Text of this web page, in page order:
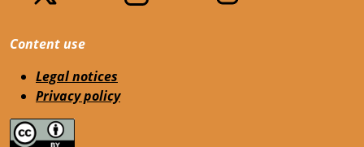
Content use
Legal notices
Privacy policy